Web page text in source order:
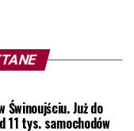
Już do
11 tys. samochodów